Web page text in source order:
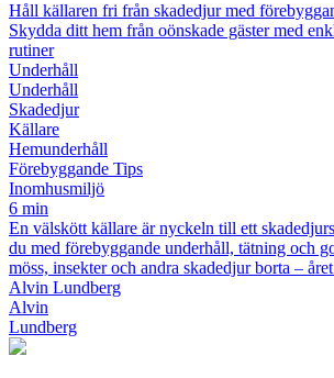
Håll källaren fri från skadedjur med
Skydda ditt hem från oönskade gäster med
rutiner
Underhåll
Underhåll
Skadedjur
Källare
Hemunderhåll
Förebyggande Tips
Inomhusmiljö
6 min
En välskött källare är nyckeln till ett
du med förebyggande underhåll, tätning och
möss, insekter och andra skadedjur borta –
Alvin Lundberg
Alvin
Lundberg